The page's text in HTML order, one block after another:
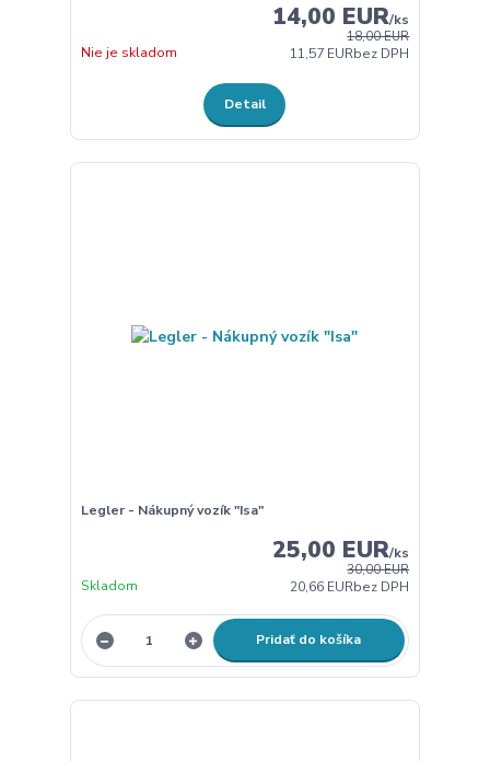
18,00 EUR
14,00 EUR/ks
11,57 EURbez DPH
Nie je skladom
Detail
Legler - Nákupný vozík "Isa"
30,00 EUR
25,00 EUR/ks
20,66 EURbez DPH
Skladom
Pridať do košíka